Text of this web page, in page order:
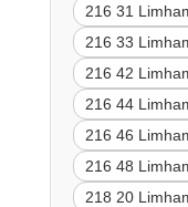
216 31
216 33
216 42
216 44
216 46
216 48
218 20